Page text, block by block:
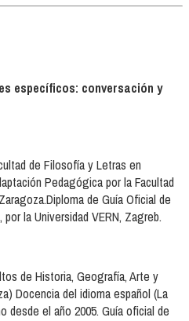
específicos: conversación y
de Filosofía y Letras en
Pedagógica por la Facultad
de Guía Oficial de
la Universidad VERN, Zagreb.
de Historia, Geografía, Arte y
Docencia del idioma español (La
desde el año 2005. Guía oficial de